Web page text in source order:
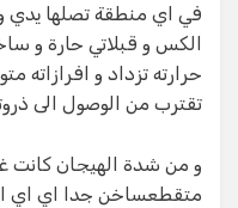
في اي منطقة تصلها يدي
الكس و قبلاتي حارة و
حرارته تزداد و افرازاته
تقترب من الوصول الى
و من شدة الهيجان كانت
متقطعساخن جدا اي اي اي